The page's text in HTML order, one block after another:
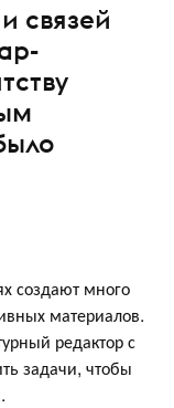
связей
создают много
материалов.
редактор с
задачи, чтобы